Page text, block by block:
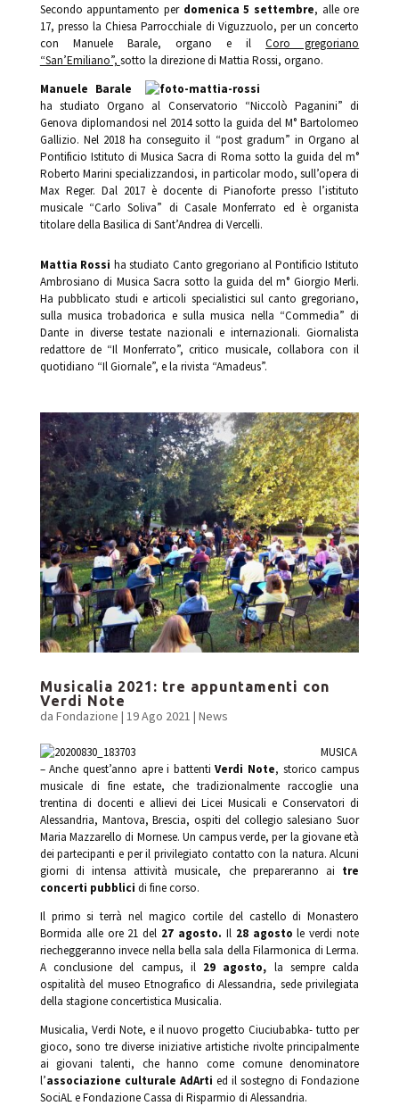
Secondo appuntamento per domenica 5 settembre, alle ore
17, presso la Chiesa Parrocchiale di Viguzzuolo, per un concerto
con Manuele Barale, organo e ilCoro gregoriano
“San’Emiliano”, sotto la direzione di Mattia Rossi, organo.
Manuele Barale
ha studiato Organo al Conservatorio “Niccolò Paganini” di
Genova diplomandosi nel 2014 sotto la guida del M° Bartolomeo
Gallizio. Nel 2018 ha conseguito il “post gradum” in Organo al
Pontificio Istituto di Musica Sacra di Roma sotto la guida del m°
Roberto Marini specializzandosi, in particolar modo, sull’opera di
Max Reger. Dal 2017 è docente di Pianoforte presso l’istituto
musicale “Carlo Soliva” di Casale Monferrato ed è organista
titolare della Basilica di Sant’Andrea di Vercelli.
Mattia Rossi ha studiato Canto gregoriano al Pontificio Istituto
Ambrosiano di Musica Sacra sotto la guida del m° Giorgio Merli.
Ha pubblicato studi e articoli specialistici sul canto gregoriano,
sulla musica trobadorica e sulla musica nella “Commedia” di
Dante in diverse testate nazionali e internazionali. Giornalista
redattore de “Il Monferrato”, critico musicale, collabora con il
quotidiano “Il Giornale”, e la rivista “Amadeus”.
Musicalia 2021: tre appuntamenti con
Verdi Note
da Fondazione | 19 Ago 2021 | News
MUSICA
– Anche quest’anno apre i battentiVerdi Note, storico campus
musicale di fine estate, che tradizionalmente raccoglie una
trentina di docenti e allievi dei Licei Musicali e Conservatori di
Alessandria, Mantova, Brescia, ospiti del collegio salesiano Suor
Maria Mazzarello di Mornese. Un campus verde, per la giovane età
dei partecipanti e per il privilegiato contatto con la natura. Alcuni
giorni di intensa attività musicale, che prepareranno ai tre
concerti pubblici di fine corso.
Il primo si terrà nel magico cortile del castello di Monastero
Bormida alle ore 21 del 27 agosto. Il28 agosto le verdi note
riecheggeranno invece nella bella sala della Filarmonica di Lerma.
A conclusione del campus, il 29 agosto, la sempre calda
ospitalità del museo Etnografico di Alessandria, sede privilegiata
della stagione concertistica Musicalia.
Musicalia, Verdi Note, e il nuovo progetto Ciuciubabka- tutto per
gioco, sono tre diverse iniziative artistiche rivolte principalmente
ai giovani talenti, che hanno come comune denominatore
l’associazione culturale AdArti ed il sostegno di Fondazione
SociAL e Fondazione Cassa di Risparmio di Alessandria.